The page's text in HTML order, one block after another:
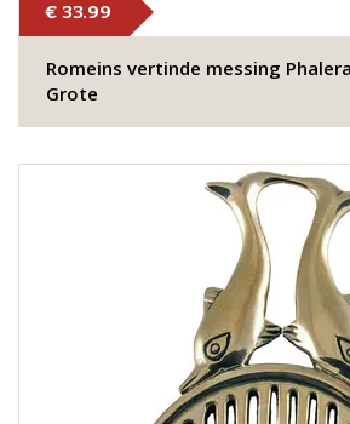
€ 33.99
Romeins vertinde messing
Grote